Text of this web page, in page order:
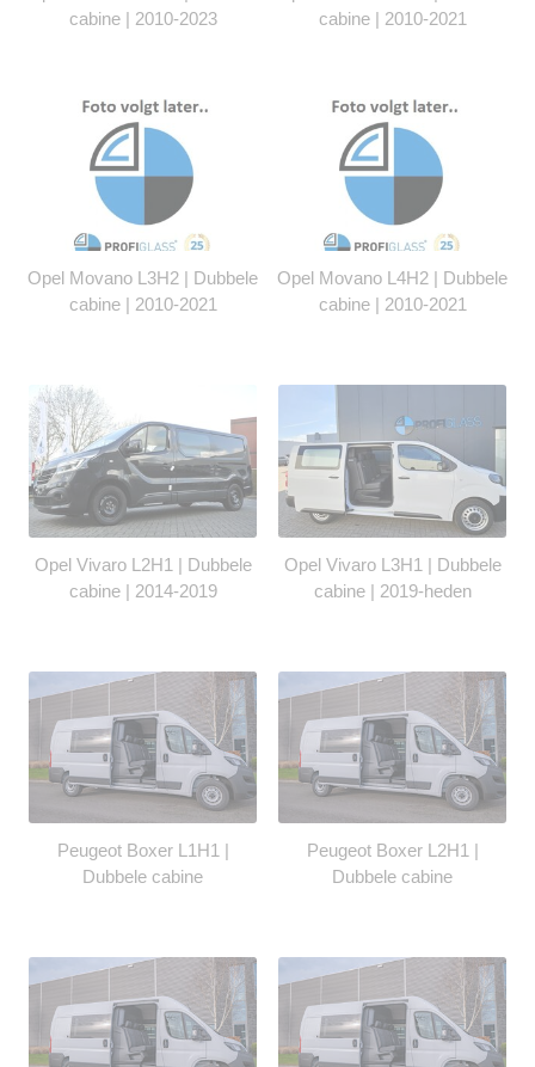
cabine | 2010-2023
cabine | 2010-2021
Opel Movano L3H2 | Dubbele
cabine | 2010-2021
Opel Movano L4H2 | Dubbele
cabine | 2010-2021
Opel Vivaro L2H1 | Dubbele
cabine | 2014-2019
Opel Vivaro L3H1 | Dubbele
cabine | 2019-heden
Peugeot Boxer L1H1 |
Dubbele cabine
Peugeot Boxer L2H1 |
Dubbele cabine